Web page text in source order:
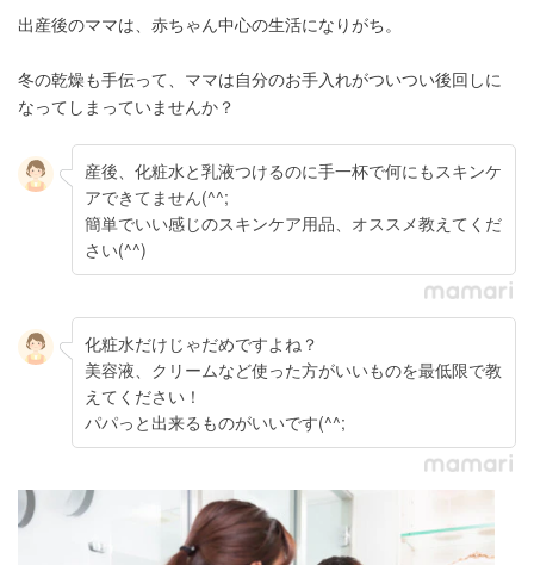
出産後のママは、赤ちゃん中心の生活になりがち。
冬の乾燥も手伝って、ママは自分のお手入れがついつい後回しに
なってしまっていませんか？
産後、化粧水と乳液つけるのに手一杯で何にもスキンケ
アできてません(^^;
簡単でいい感じのスキンケア用品、オススメ教えてくだ
さい(^^)
化粧水だけじゃだめですよね？
美容液、クリームなど使った方がいいものを最低限で教
えてください！
パパっと出来るものがいいです(^^;